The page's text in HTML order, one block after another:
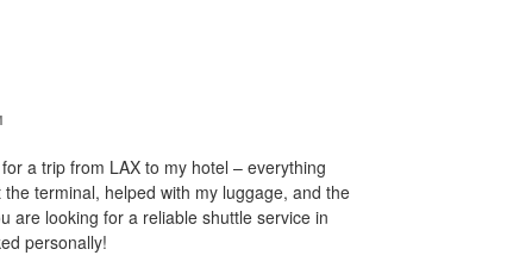
a trip from LAX to my hotel – everything
terminal, helped with my luggage, and the
are looking for a reliable shuttle service in
personally!